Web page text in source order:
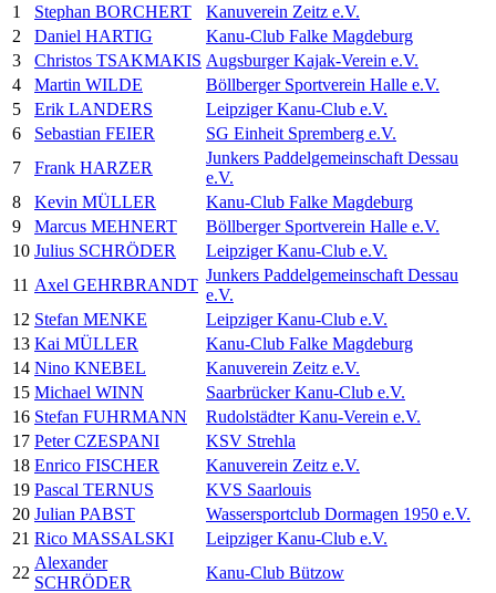
1 Stephan BORCHERT
Kanuverein Zeitz e.V.
2
Daniel HARTIG
Kanu-Club Falke Magdeburg
3
Christos TSAKMAKIS Augsburger Kajak-Verein e.V.
4
Martin WILDE
Böllberger Sportverein Halle e.V.
5
Erik LANDERS
Leipziger Kanu-Club e.V.
6
Sebastian FEIER
SG Einheit Spremberg e.V.
7
Frank HARZER
Junkers Paddelgemeinschaft Dessau
e.V.
8
Kevin MÜLLER
Kanu-Club Falke Magdeburg
9
Marcus MEHNERT
Böllberger Sportverein Halle e.V.
10 Julius SCHRÖDER
Leipziger Kanu-Club e.V.
11 Axel GEHRBRANDT
Junkers Paddelgemeinschaft Dessau
e.V.
12 Stefan MENKE
Leipziger Kanu-Club e.V.
13 Kai MÜLLER
Kanu-Club Falke Magdeburg
14 Nino KNEBEL
Kanuverein Zeitz e.V.
15 Michael WINN
Saarbrücker Kanu-Club e.V.
16 Stefan FUHRMANN
Rudolstädter Kanu-Verein e.V.
17 Peter CZESPANI
KSV Strehla
18 Enrico FISCHER
Kanuverein Zeitz e.V.
19 Pascal TERNUS
KVS Saarlouis
20 Julian PABST
Wassersportclub Dormagen 1950 e.V.
21 Rico MASSALSKI
Leipziger Kanu-Club e.V.
22
Alexander
SCHRÖDER
Kanu-Club Bützow